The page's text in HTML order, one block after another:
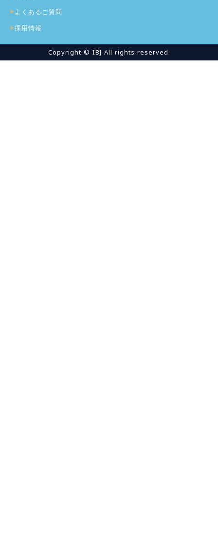
よくあるご質問
採用情報
Copyright © IBJ All rights reserved.